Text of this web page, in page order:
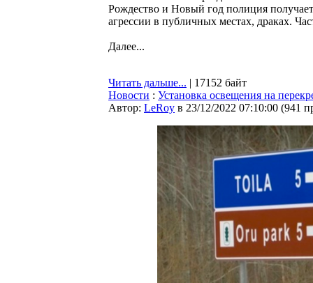
Рождество и Новый год полиция
агрессии в публичных местах, драках.
Далее...
Читать дальше... | 17152 байт
Новости : Установка освещения на
Автор: LeRoy в 23/12/2022 07:10:00 (941